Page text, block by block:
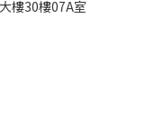
樓30樓07A室